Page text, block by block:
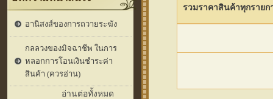
อานิสงส์ของการถวายระฆัง
กลลวงของมิจฉาชีพ ในการ
หลอกการโอนเงินชำระค่า
สินค้า (ควรอ่าน)
อ่านต่อทั้งหมด
รวมราคาสินค้าทุกรายก